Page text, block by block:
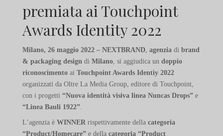
premiata ai Touchpoint
Awards Identity 2022
Milano, 26 maggio 2022 – NEXTBRAND, agenzia di brand
& packaging design di Milano, si aggiudica un doppio
riconoscimentoai Touchpoint Awards Identiy 2022
organizzati da Oltre La Media Group, editore di Touchpoint,
con i progetti “Nuova identità visiva linea Nuncas Drops”e
“Linea Bauli 1922”.
L’agenzia è WINNER rispettivamente della categoria
“Product/Homecare”e della categoria “Product